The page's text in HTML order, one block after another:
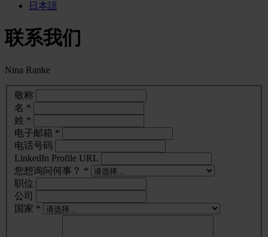
日本語
联系我们
Nina Ranke
敬称
名 *
姓 *
电子邮箱 *
电话号码
LinkedIn Profile URL
您想询问何事？ *
职位
公司
国家 *